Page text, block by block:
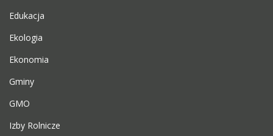
Edukacja
Ekologia
Ekonomia
Gminy
GMO
Izby Rolnicze